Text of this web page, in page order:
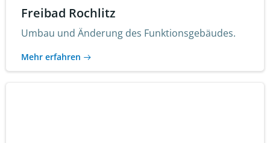
Freibad Rochlitz
Umbau und Änderung des Funktionsgebäudes.
Mehr erfahren